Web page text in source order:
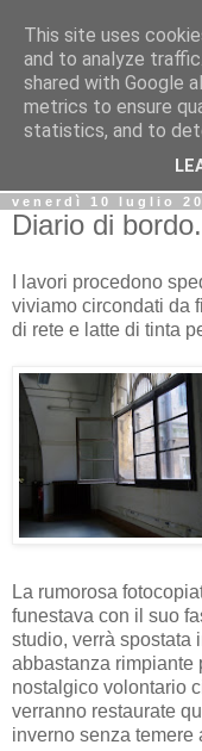
Il Blog della
informazioni iniziative
venerdì 10 luglio
Diario di
I lavori procedono
viviamo circondati da
di rete e latte di tinta
La rumorosa
funestava con il suo
studio, verrà spostata
abbastanza rimpiante
nostalgico volontario
verranno restaurate
inverno senza temere
This site uses
and to analyze
shared with Google
metrics to ensure
statistics, and to